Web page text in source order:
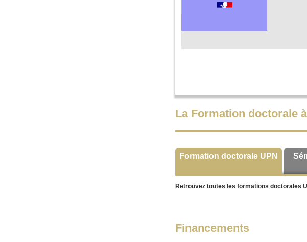
La Formation doctorale
Formation doctorale UPN
Retrouvez toutes les formations doctorales
Financements